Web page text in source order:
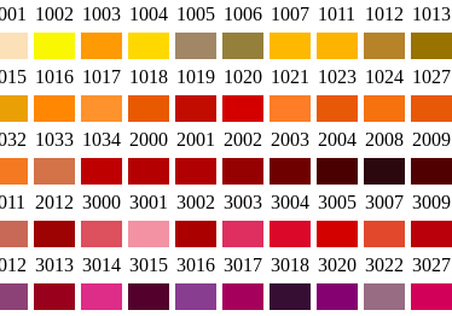
1002 1003 1004 1005 1006 1007 1011 1012 1013
1016 1017 1018 1019 1020 1021 1023 1024 1027
1033 1034 2000 2001 2002 2003 2004 2008 2009
2012 3000 3001 3002 3003 3004 3005 3007 3009
3013 3014 3015 3016 3017 3018 3020 3022 3027